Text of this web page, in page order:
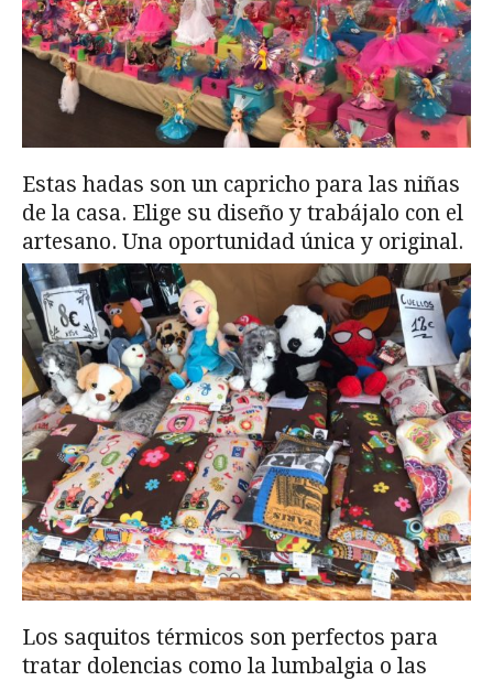
Estas hadas son un capricho para las niñas
de la casa. Elige su diseño y trabájalo con el
artesano. Una oportunidad única y original.
Los saquitos térmicos son perfectos para
tratar dolencias como la lumbalgia o las